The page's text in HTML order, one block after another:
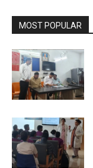
MOST POPULAR